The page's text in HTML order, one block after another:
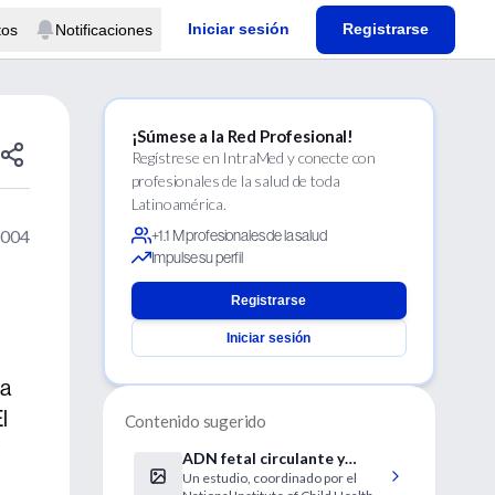
Notificaciones Iniciar sesión Registrarse
¡Súmese a la Red Profesional!
Regístrese en IntraMed y conecte con
profesionales de la salud de toda
Latinoamérica.
+1.1 M profesionales de la salud
Impulse su perfil
Registrarse
Iniciar sesión
Contenido sugerido
ADN fetal circulante y
riesgo precoz de
Un estudio, coordinado por el